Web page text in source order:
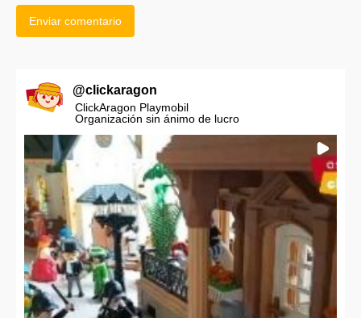
@clickaragon
ClickAragon Playmobil
Organización sin ánimo de lucro